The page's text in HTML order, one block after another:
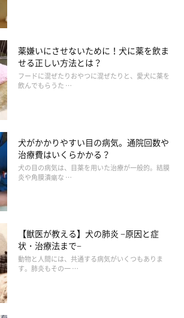
薬嫌いにさせないために！犬に薬を飲ま
せる正しい方法とは？
フードに混ぜたりおやつに混ぜたりと、愛犬に薬を
飲んでもらうた …
犬がかかりやすい目の病気。通院回数や
治療費はいくらかかる？
犬の目の病気は、目薬を用いた治療が一般的。結膜
炎や角膜潰瘍な …
【獣医が教える】犬の肺炎 −原因と症
状・治療法まで−
動物と人間には、共通する病気がいくつもありま
す。肺炎もその一 …